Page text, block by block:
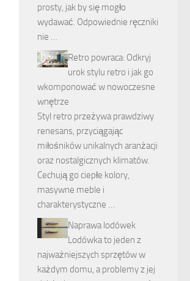
prosty, jak by się mogło
wydawać. Odpowiednie ręczniki
nie …
Retro powraca: Odkryj
urok stylu retro i jak go
wkomponować w nowoczesne
wnętrze
Styl retro przeżywa prawdziwy
renesans, przyciągając
miłośników unikalnych aranżacji
oraz nostalgicznych klimatów.
Cechują go ciepłe kolory,
masywne meble i
charakterystyczne …
Naprawa lodówek
Lodówka to jeden z
najważniejszych sprzętów w
każdym domu, a problemy z jej